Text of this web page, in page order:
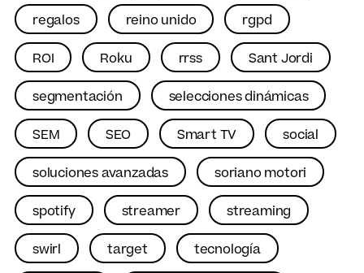
regalos reino unido rgpd
ROI Roku rrss Sant Jordi
segmentación selecciones dinámicas
SEM SEO Smart TV social
soluciones avanzadas soriano motori
spotify streamer streaming
swirl target tecnología